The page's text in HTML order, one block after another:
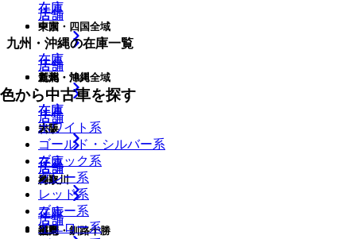
店舗
道北・旭川
在庫
店舗
道東・釧路十勝
在庫
店舗
岩手
在庫
店舗
東京
在庫
店舗
神奈川
在庫
店舗
新潟
在庫
店舗
長野
在庫
店舗
大阪
在庫
店舗
中国・四国全域
在庫
店舗
鳥取
在庫
九州・沖縄の在庫一覧
九州・沖縄全域
在庫
店舗
福岡
色から中古車を探す
ホワイト系
ゴールド・シルバー系
ブラック系
グレー系
レッド系
ブルー系
イエロー系